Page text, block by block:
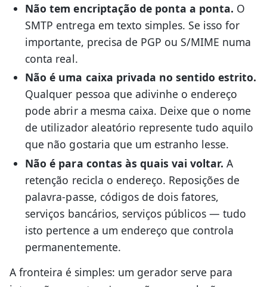
Não tem encriptação de ponta a ponta. O
SMTP entrega em texto simples. Se isso for
importante, precisa de PGP ou S/MIME numa
conta real.
Não é uma caixa privada no sentido estrito.
Qualquer pessoa que adivinhe o endereço
pode abrir a mesma caixa. Deixe que o nome
de utilizador aleatório represente tudo aquilo
que não gostaria que um estranho lesse.
Não é para contas às quais vai voltar. A
retenção recicla o endereço. Reposições de
palavra-passe, códigos de dois fatores,
serviços bancários, serviços públicos — tudo
isto pertence a um endereço que controla
permanentemente.
A fronteira é simples: um gerador serve para